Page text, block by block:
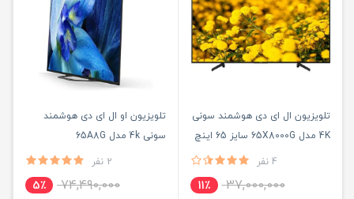
تلویزیون ال ای دی هوشمند سونی
4K مدل 65X8000G سایز 65 اینچ
4 نفر
37,000,000 11٪
تلویزیون او ال ای دی هوشمند
سونی 4k مدل 65A8G
2 نفر
74,490,000 5٪